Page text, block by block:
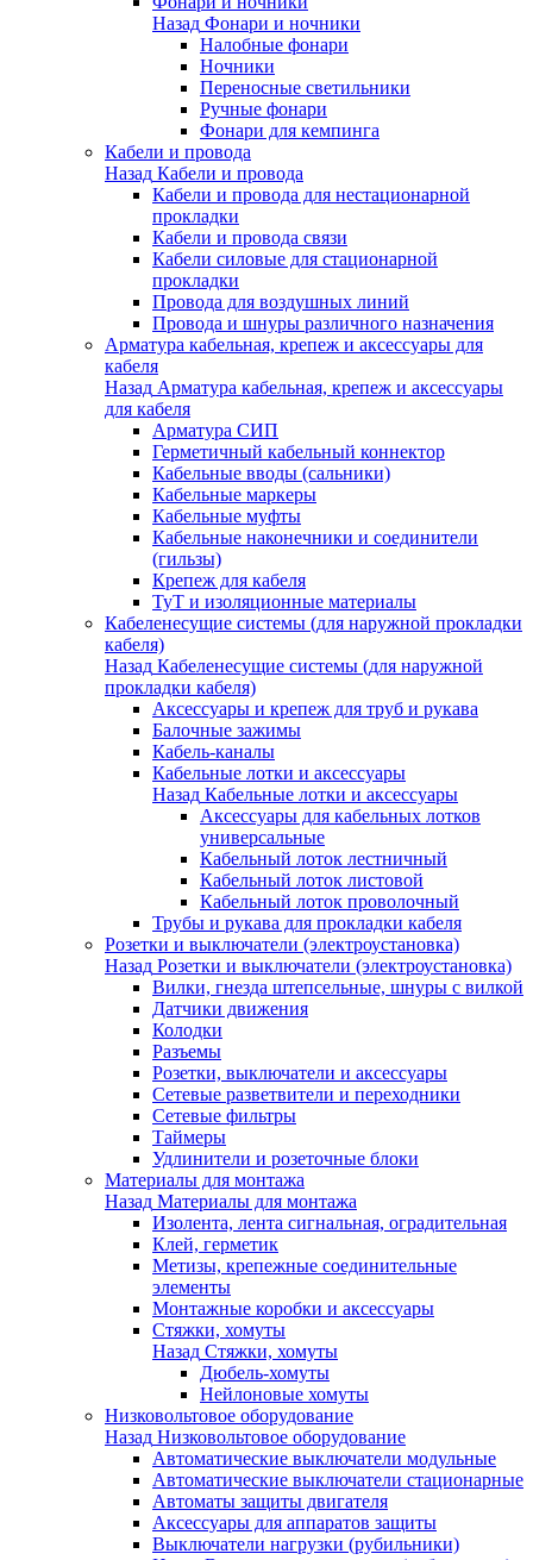
Назад Фонари и ночники
Налобные фонари
Ночники
Переносные светильники
Ручные фонари
Фонари для кемпинга
Кабели и провода
Назад Кабели и провода
Кабели и провода для нестационарной
прокладки
Кабели и провода связи
Кабели силовые для стационарной
прокладки
Провода для воздушных линий
Провода и шнуры различного назначения
Арматура кабельная, крепеж и аксессуары для
кабеля
Назад Арматура кабельная, крепеж и аксессуары
для кабеля
Арматура СИП
Герметичный кабельный коннектор
Кабельные вводы (сальники)
Кабельные маркеры
Кабельные муфты
Кабельные наконечники и соединители
(гильзы)
Крепеж для кабеля
ТуТ и изоляционные материалы
Кабеленесущие системы (для наружной прокладки
кабеля)
Назад Кабеленесущие системы (для наружной
прокладки кабеля)
Аксессуары и крепеж для труб и рукава
Балочные зажимы
Кабель-каналы
Кабельные лотки и аксессуары
Назад Кабельные лотки и аксессуары
Аксессуары для кабельных лотков
универсальные
Кабельный лоток лестничный
Кабельный лоток листовой
Кабельный лоток проволочный
Трубы и рукава для прокладки кабеля
Розетки и выключатели (электроустановка)
Назад Розетки и выключатели (электроустановка)
Вилки, гнезда штепсельные, шнуры с вилкой
Датчики движения
Колодки
Разъемы
Розетки, выключатели и аксессуары
Сетевые разветвители и переходники
Сетевые фильтры
Таймеры
Удлинители и розеточные блоки
Материалы для монтажа
Назад Материалы для монтажа
Изолента, лента сигнальная, оградительная
Клей, герметик
Метизы, крепежные соединительные
элементы
Монтажные коробки и аксессуары
Стяжки, хомуты
Назад Стяжки, хомуты
Дюбель-хомуты
Нейлоновые хомуты
Низковольтовое оборудование
Назад Низковольтовое оборудование
Автоматические выключатели модульные
Автоматические выключатели стационарные
Автоматы защиты двигателя
Аксессуары для аппаратов защиты
Выключатели нагрузки (рубильники)